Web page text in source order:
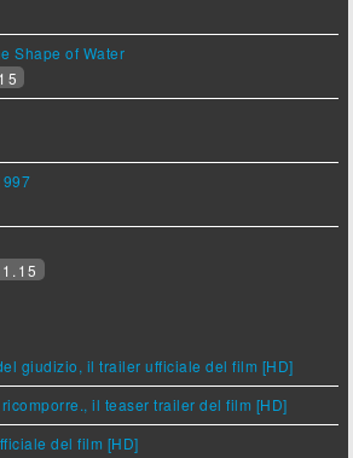
Shape of Water
giudizio, il trailer ufficiale del film [HD]
il teaser trailer del film [HD]
del film [HD]